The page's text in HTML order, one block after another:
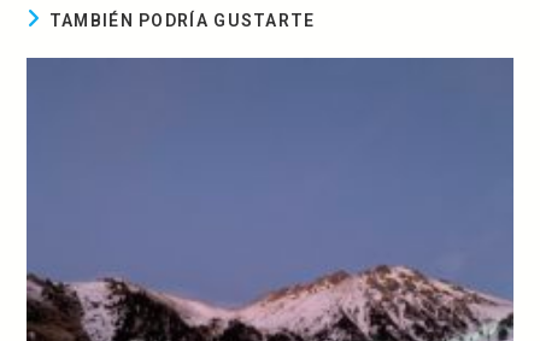
TAMBIÉN PODRÍA GUSTARTE